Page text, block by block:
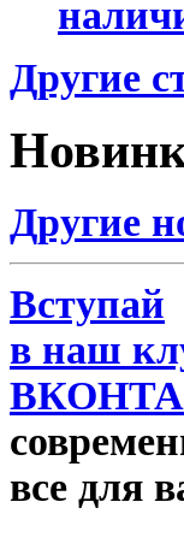
Другие
Другие
Вступай
в наш
все для